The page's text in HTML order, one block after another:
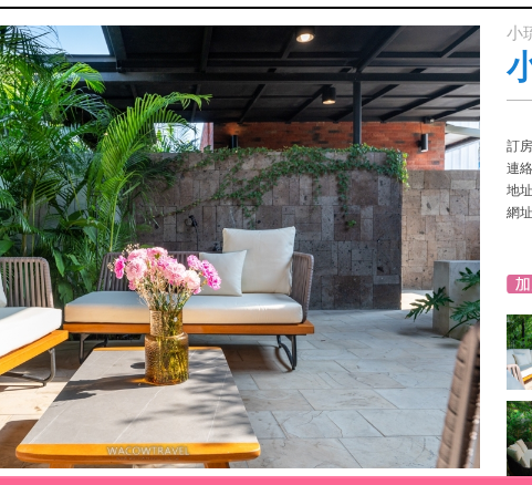
小
訂
連
地
網址